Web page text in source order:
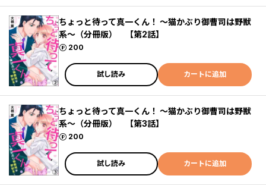
ちょっと待って真一くん！ ～猫かぶり御曹司は野獣
系～（分冊版） 【第2話】
200
ポイント
試し読み カートに追加
ちょっと待って真一くん！ ～猫かぶり御曹司は野獣
系～（分冊版） 【第3話】
200
ポイント
試し読み カートに追加